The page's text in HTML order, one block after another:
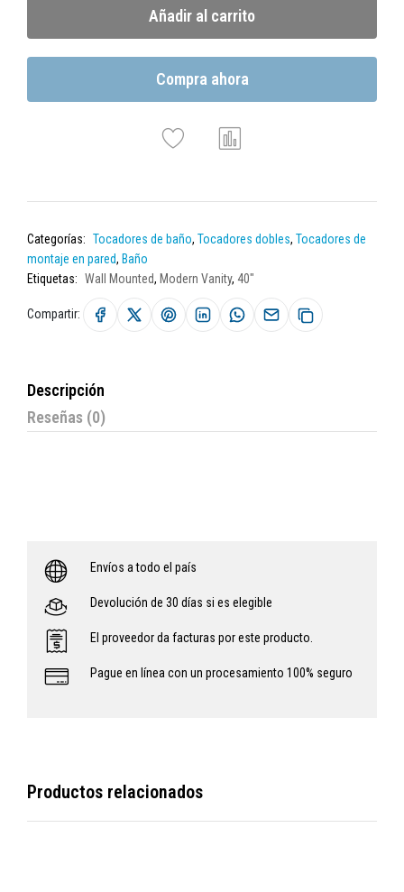
Añadir al carrito
Compra ahora
Categorías: Tocadores de baño, Tocadores dobles, Tocadores de
montaje en pared, Baño
Etiquetas: Wall Mounted, Modern Vanity, 40"
Compartir:
Descripción
Reseñas (0)
Envíos a todo el país
Devolución de 30 días si es elegible
El proveedor da facturas por este producto.
Pague en línea con un procesamiento 100% seguro
Productos relacionados